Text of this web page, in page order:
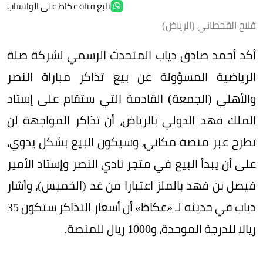
تابع قناة عكاظ على الواتساب
فلاح القحطاني (الرياض)
أكد أحمد صادق دياب المتحدث الرسمي لشركة صلة
الرياضية المسؤولة عن بيع تذاكر مباراة النصر
والأهلي (الجمعة) القادمة التي ستقام على إستاد
الملك فهد الدولي بالرياض، أن تذاكر المواجهة لن
تطرح عبر منصة مكاني، وسيكون البيع بشكل يدوي،
على أن يبدأ البيع في متجر نادي النصر وإستاد الأمير
فيصل بن فهد بالملز اعتبارا من غد (الخميس)، وأشار
دياب في حديثه لـ «عكاظ» أن أسعار التذاكر ستكون 35
ريالا للدرجة الموحدة، و1000 ريال للمنصة.